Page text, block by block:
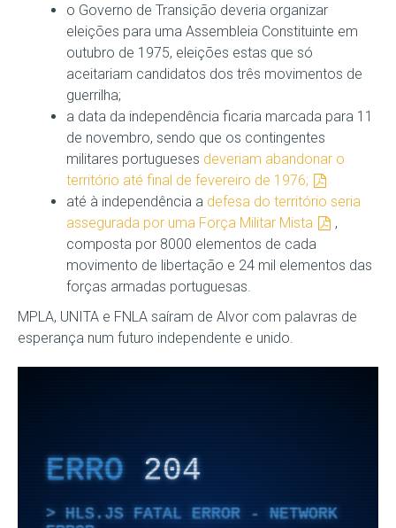
o Governo de Transição deveria organizar
eleições para uma Assembleia Constituinte em
outubro de 1975, eleições estas que só
aceitariam candidatos dos três movimentos de
guerrilha;
a data da independência ficaria marcada para 11
de novembro, sendo que os contingentes
militares portugueses deveriam abandonar o
território até final de fevereiro de 1976;
até à independência a defesa do território seria
assegurada por uma Força Militar Mista
,
composta por 8000 elementos de cada
movimento de libertação e 24 mil elementos das
forças armadas portuguesas.
MPLA, UNITA e FNLA saíram de Alvor com palavras de
esperança num futuro independente e unido.